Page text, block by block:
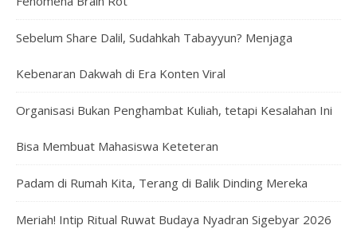
Sebelum Share Dalil, Sudahkah Tabayyun? Menjaga
Kebenaran Dakwah di Era Konten Viral
Organisasi Bukan Penghambat Kuliah, tetapi Kesalahan Ini
Bisa Membuat Mahasiswa Keteteran
Padam di Rumah Kita, Terang di Balik Dinding Mereka
Meriah! Intip Ritual Ruwat Budaya Nyadran Sigebyar 2026